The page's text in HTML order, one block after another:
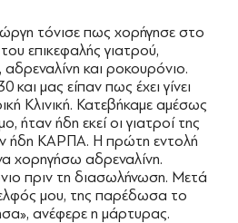
τόνισε πως χορήγησε στο
επικεφαλής γιατρού,
και ροκουρόνιο.
μας είπαν πως έχει γίνει
Κλινική. Κατεβήκαμε αμέσως
ήταν ήδη εκεί οι γιατροί της
ήδη ΚΑΡΠΑ. Η πρώτη εντολή
χορηγήσω αδρεναλίνη.
πριν τη διασωλήνωση. Μετά
μου, της παρέδωσα το
ανέφερε η μάρτυρας.